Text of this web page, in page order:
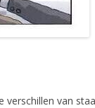
verschillen van